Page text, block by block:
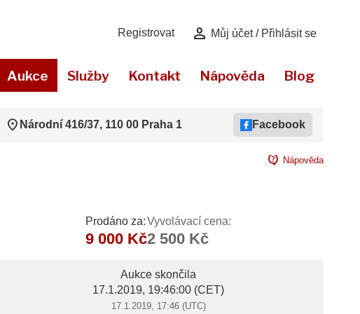
Registrovat person Můj účet / Přihlásit se
Aukce Služby Kontakt Nápověda Blog
location_on Národní 416/37, 110 00 Praha 1 Facebook
contact_support Nápověda
Prodáno za:
9 000 Kč
Vyvolávací cena:
2 500 Kč
Aukce skončila
17.1.2019, 19:46:00 (CET)
17.1.2019, 17:46 (UTC)